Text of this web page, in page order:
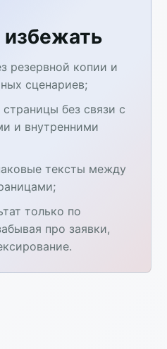
резервной копии и
сценариев;
без связи с
и внутренними
тексты между
только по
про заявки,